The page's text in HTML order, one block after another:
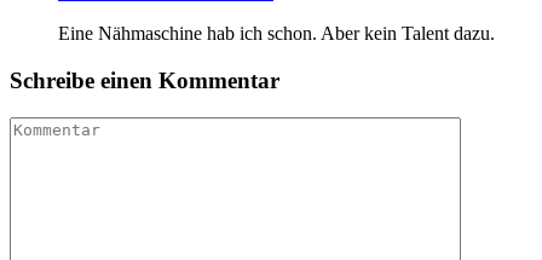
Eine Nähmaschine hab ich schon. Aber kein Talent dazu.
Schreibe einen Kommentar